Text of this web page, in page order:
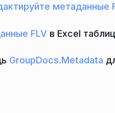
метаданные
FLV в Excel
GroupDocs.Metadata